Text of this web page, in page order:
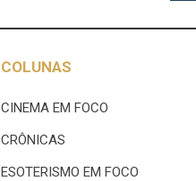
COLUNAS
CINEMA EM FOCO
CRÔNICAS
ESOTERISMO EM FOCO